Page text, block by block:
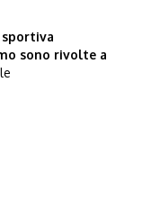
sportiva
sono rivolte a